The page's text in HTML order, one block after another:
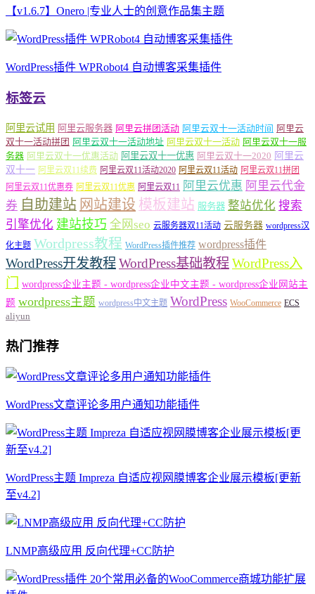
【v1.6.7】Onero |专业人士的创意作品集主题
WordPress插件 WPRobot4 自动博客采集插件
标签云
阿里云试用 阿里云服务器 阿里云拼团活动 阿里云双十一活动时间 阿里云
双十一活动拼团 阿里云双十一活动地址 阿里云双十一活动 阿里云双十一服
务器 阿里云双十一优惠活动 阿里云双十一优惠 阿里云双十一2020 阿里云
双十一 阿里云双11续费 阿里云双11活动2020 阿里云双11活动 阿里云双11拼团
阿里云双11优惠券 阿里云双11优惠 阿里云双11 阿里云优惠 阿里云代金
券 自助建站 网站建设 模板建站 服务器 整站优化 搜索
引擎优化 建站技巧 全网seo 云服务器双11活动 云服务器 wordpress汉
化主题 Wordpress教程 WordPress插件推荐 wordpress插件
WordPress开发教程WordPress基础教程WordPress入
门
wordpress企业主题 - wordpress企业中文主题 - wordpress企业网站主
题 wordpress主题 wordpress中文主题 WordPress WooCommerce ECS
aliyun
热门推荐
WordPress文章评论多用户通知功能插件
WordPress主题 Impreza 自适应视网膜博客企业展示模板[更新
至v4.2]
LNMP高级应用 反向代理+CC防护